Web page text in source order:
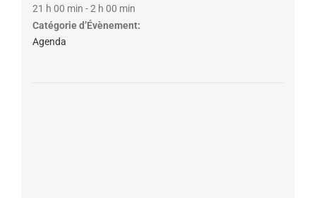
21 h 00 min - 2 h 00 min
Catégorie d’Évènement:
Agenda